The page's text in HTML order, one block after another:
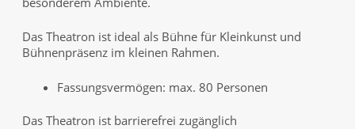
Das Theatron ist ideal als Bühne für Kleinkunst und
Bühnenpräsenz im kleinen Rahmen.
Fassungsvermögen: max. 80 Personen
Das Theatron ist barrierefrei zugänglich